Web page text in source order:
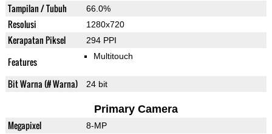
Tampilan / Tubuh 66.0%
Resolusi 1280x720
Kerapatan Piksel 294 PPI
Features Multitouch
Bit Warna (# Warna) 24 bit
Primary Camera
Megapixel 8-MP